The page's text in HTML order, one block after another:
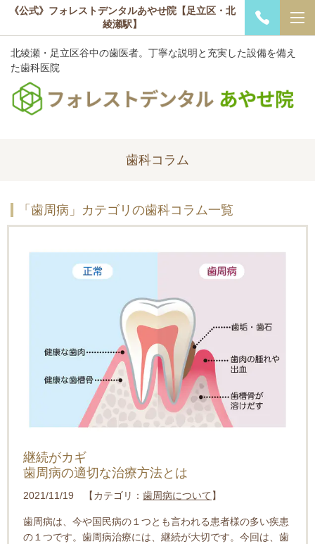
《公式》フォレストデンタルあやせ院【足立区・北
綾瀬駅】
北綾瀬・足立区谷中の歯医者。丁寧な説明と充実した設備を備え
た歯科医院
歯科コラム
「歯周病」カテゴリの歯科コラム一覧
継続がカギ
歯周病の適切な治療方法とは
2021/11/19 【カテゴリ： 歯周病について 】
歯周病は、今や国民病の１つとも言われる患者様の多い疾患
の１つです。歯周病治療には、継続が大切です。今回は、歯